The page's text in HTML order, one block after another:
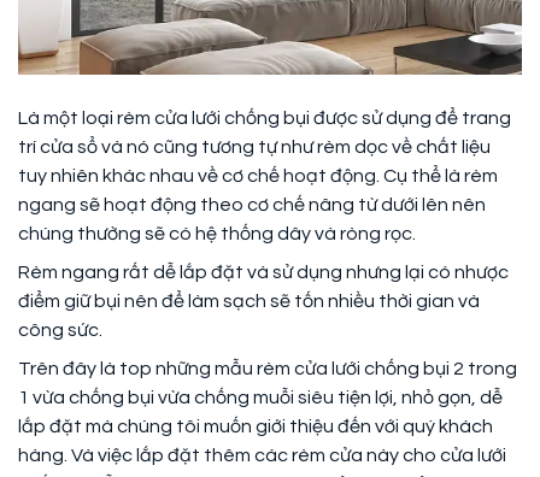
Là một loại rèm cửa lưới chống bụi được sử dụng để trang
trí cửa sổ và nó cũng tương tự như rèm dọc về chất liệu
tuy nhiên khác nhau về cơ chế hoạt động. Cụ thể là rèm
ngang sẽ hoạt động theo cơ chế nâng từ dưới lên nên
chúng thường sẽ có hệ thống dây và ròng rọc.
Rèm ngang rất dễ lắp đặt và sử dụng nhưng lại có nhược
điểm giữ bụi nên để làm sạch sẽ tốn nhiều thời gian và
công sức.
Trên đây là top những mẫu rèm cửa lưới chống bụi 2 trong
1 vừa chống bụi vừa chống muỗi siêu tiện lợi, nhỏ gọn, dễ
lắp đặt mà chúng tôi muốn giới thiệu đến với quý khách
hàng. Và việc lắp đặt thêm các rèm cửa này cho cửa lưới